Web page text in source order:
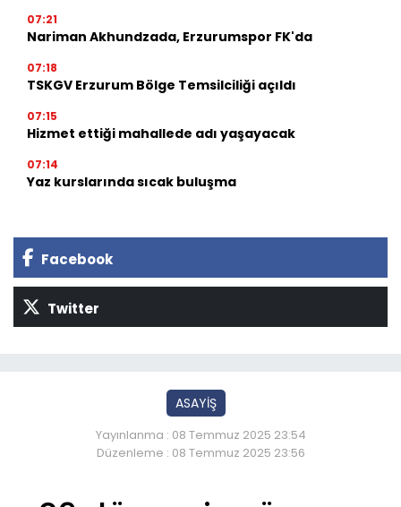
07:21
Nariman Akhundzada, Erzurumspor FK'da
07:18
TSKGV Erzurum Bölge Temsilciliği açıldı
07:15
Hizmet ettiği mahallede adı yaşayacak
07:14
Yaz kurslarında sıcak buluşma
Facebook
Twitter
ASAYİŞ
Yayınlanma : 08 Temmuz 2025 23:54
Düzenleme : 08 Temmuz 2025 23:56